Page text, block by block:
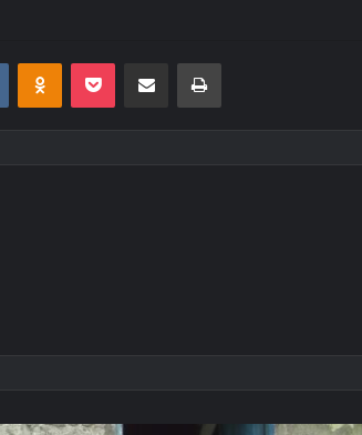
VKontakteOdnoklassniki
Pocket E-Posta ile paylaş Yazdır